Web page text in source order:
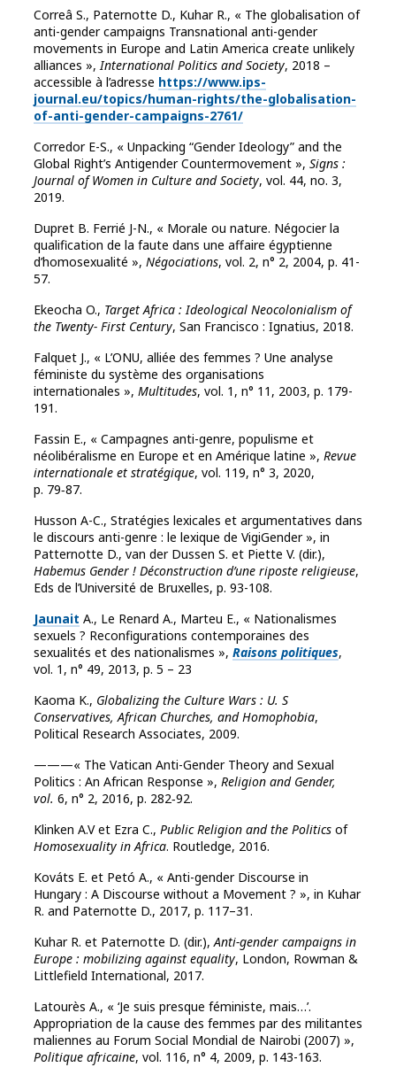
Correâ S., Paternotte D., Kuhar R., « The globalisation of
anti-gender campaigns Transnational anti-gender
movements in Europe and Latin America create unlikely
alliances »,International Politics and Society, 2018 –
accessible à l’adresse https://www.ips-
journal.eu/topics/human-rights/the-globalisation-
of-anti-gender-campaigns-2761/
Corredor E-S., « Unpacking “Gender Ideology” and the
Global Right’s Antigender Countermovement », Signs :
Journal of Women in Culture and Society, vol. 44, no. 3,
2019.
Dupret B. Ferrié J-N., « Morale ou nature. Négocier la
qualification de la faute dans une affaire égyptienne
d’homosexualité », Négociations, vol. 2, n° 2, 2004, p. 41-
57.
Ekeocha O., Target Africa : Ideological Neocolonialism of
the Twenty- First Century, San Francisco : Ignatius, 2018.
Falquet J., « L’ONU, alliée des femmes ? Une analyse
féministe du système des organisations
internationales », Multitudes, vol. 1, n° 11, 2003, p. 179-
191.
Fassin E., « Campagnes anti-genre, populisme et
néolibéralisme en Europe et en Amérique latine », Revue
internationale et stratégique, vol. 119, n° 3, 2020,
p. 79‑87.
Husson A-C., Stratégies lexicales et argumentatives dans
le discours anti-genre : le lexique de VigiGender », in
Patternotte D., van der Dussen S. et Piette V. (dir.),
Habemus Gender ! Déconstruction d’une riposte religieuse,
Eds de l’Université de Bruxelles, p. 93-108.
Jaunait A., Le Renard A., Marteu E., « Nationalismes
sexuels ? Reconfigurations contemporaines des
sexualités et des nationalismes », Raisons politiques,
vol. 1, n° 49, 2013, p. 5 – 23
Kaoma K., Globalizing the Culture Wars : U. S
Conservatives, African Churches, and Homophobia,
Political Research Associates, 2009.
———« The Vatican Anti-Gender Theory and Sexual
Politics : An African Response », Religion and Gender,
vol. 6, n° 2, 2016, p. 282‑92.
Klinken A.V et Ezra C., Public Religion and the Politics of
Homosexuality in Africa. Routledge, 2016.
Kováts E. et Petó A., « Anti-gender Discourse in
Hungary : A Discourse without a Movement ? », in Kuhar
R. and Paternotte D., 2017, p. 117–31.
Kuhar R. et Paternotte D. (dir.),Anti-gender campaigns in
Europe : mobilizing against equality, London, Rowman &
Littlefield International, 2017.
Latourès A., « ‘Je suis presque féministe, mais…’.
Appropriation de la cause des femmes par des militantes
maliennes au Forum Social Mondial de Nairobi (2007) »,
Politique africaine, vol. 116, n° 4, 2009, p. 143-163.